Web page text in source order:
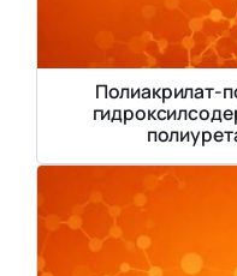
Полиакрилат-